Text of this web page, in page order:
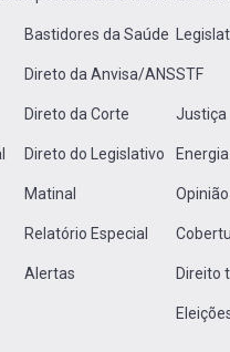
Bastidores da Saúde
Direto da Anvisa/ANS
Direto da Corte
Direto do Legislativo
Matinal
Relatório Especial
Alertas
STF
Justiça
Energia
Direito